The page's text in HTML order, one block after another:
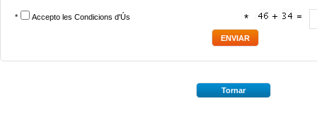
* Accepto les Condicions d'Ús *
Tornar